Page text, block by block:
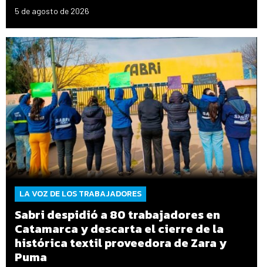
5 de agosto de 2026
LA VOZ DE LOS TRABAJADORES
Sabri despidió a 80 trabajadores en
Catamarca y descarta el cierre de la
histórica textil proveedora de Zara y
Puma